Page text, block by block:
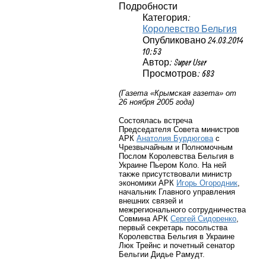
Подробности
Категория:
Королевство Бельгия
Опубликовано 24.03.2014
10:53
Автор: Super User
Просмотров: 683
(Газета «Крымская газета» от
26 ноября 2005 года)
Состоялась встреча
Председателя Совета министров
АРК Анатолия Бурдюговас
Чрезвычайным и Полномочным
Послом Королевства Бельгия в
Украине Пьером Коло. На ней
также присутствовали министр
экономики АРК Игорь Огородник,
начальник Главного управления
внешних связей и
межрегионального сотрудничества
Совмина АРК Сергей Сидоренко,
первый секретарь посольства
Королевства Бельгия в Украине
Люк Трейнс и почетный сенатор
Бельгии Дидье Рамудт.